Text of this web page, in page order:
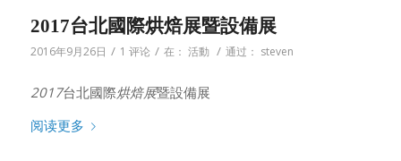
2017台北國際烘焙展暨設備展
2016年9月26日 / 1 评论 / 在： 活動 / 通过： steven
2017台北國際烘焙展暨設備展
阅读更多